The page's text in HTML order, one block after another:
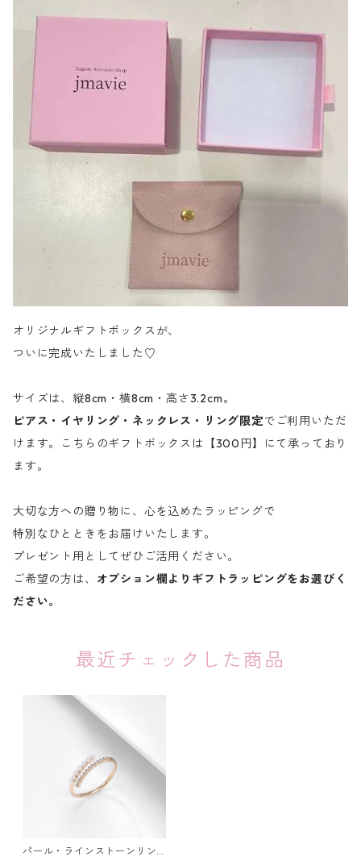
オリジナルギフトボックスが、
ついに完成いたしました♡
サイズは、縦8cm・横8cm・高さ3.2cm。
ピアス・イヤリング・ネックレス・リング限定でご利用いただ
けます。こちらのギフトボックスは【300円】にて承っており
ます。
大切な方への贈り物に、心を込めたラッピングで
特別なひとときをお届けいたします。
プレゼント用としてぜひご活用ください。
ご希望の方は、 オプション欄よりギフトラッピングをお選びく
ださい。
最近チェックした商品
パール・ラインストーンリン